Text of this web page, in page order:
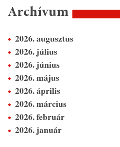
Archívum
2026. augusztus
2026. július
2026. június
2026. május
2026. április
2026. március
2026. február
2026. január